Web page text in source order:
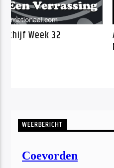
Kwartet Schijf Week 32
WEERBERICHT